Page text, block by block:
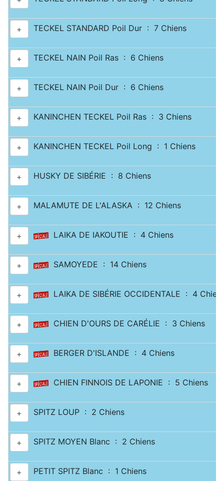
+ TECKEL STANDARD Poil Dur : 7 Chiens
+ TECKEL NAIN Poil Ras : 6 Chiens
+ TECKEL NAIN Poil Dur : 6 Chiens
+ KANINCHEN TECKEL Poil Ras : 3 Chiens
+ KANINCHEN TECKEL Poil Long : 1 Chiens
+ HUSKY DE SIBÉRIE : 8 Chiens
+ MALAMUTE DE L'ALASKA : 12 Chiens
+ LAIKA DE IAKOUTIE : 4 Chiens
+ SAMOYEDE : 14 Chiens
+ LAIKA DE SIBÉRIE OCCIDENTALE : 4
+ CHIEN D'OURS DE CARÉLIE : 3 Chiens
+ BERGER D'ISLANDE : 4 Chiens
+ CHIEN FINNOIS DE LAPONIE : 5 Chiens
+ SPITZ LOUP : 2 Chiens
+ SPITZ MOYEN Blanc : 2 Chiens
+ PETIT SPITZ Blanc : 1 Chiens